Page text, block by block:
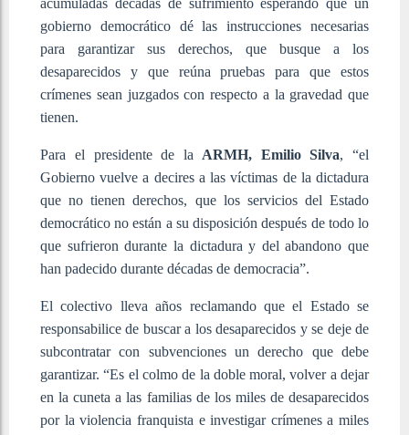
acumuladas décadas de sufrimiento esperando que un
gobierno democrático dé las instrucciones necesarias
para garantizar sus derechos, que busque a los
desaparecidos y que reúna pruebas para que estos
crímenes sean juzgados con respecto a la gravedad que
tienen.
Para el presidente de la ARMH, Emilio Silva, “el
Gobierno vuelve a decires a las víctimas de la dictadura
que no tienen derechos, que los servicios del Estado
democrático no están a su disposición después de todo lo
que sufrieron durante la dictadura y del abandono que
han padecido durante décadas de democracia”.
El colectivo lleva años reclamando que el Estado se
responsabilice de buscar a los desaparecidos y se deje de
subcontratar con subvenciones un derecho que debe
garantizar. “Es el colmo de la doble moral, volver a dejar
en la cuneta a las familias de los miles de desaparecidos
por la violencia franquista e investigar crímenes a miles